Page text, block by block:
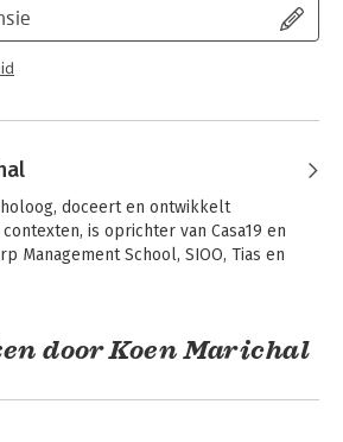
De ex-leidinggevenden praten over
bij het verlies van hun positie
nieuwe vormen en rollen van
doceert en ontwikkelt
is oprichter van Casa19 en
Management School, SIOO, Tias en
door Koen Marichal